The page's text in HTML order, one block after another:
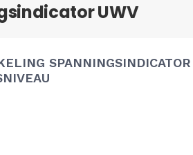
UWV